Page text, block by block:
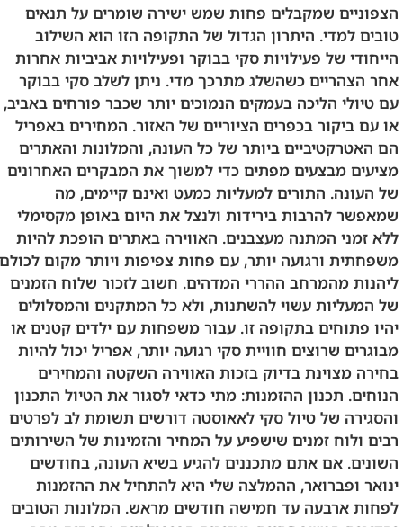
הצפוניים שמקבלים פחות שמש ישירה שומרים על תנאים
טובים למדי. היתרון הגדול של התקופה הזו הוא השילוב
הייחודי של פעילויות סקי בבוקר ופעילויות אביביות אחרות
אחר הצהריים כשהשלג מתרכך מדי. ניתן לשלב סקי בבוקר
עם טיולי הליכה בעמקים הנמוכים יותר שכבר פורחים באביב,
או עם ביקור בכפרים הציוריים של האזור. המחירים באפריל
הם האטרקטיביים ביותר של כל העונה, והמלונות והאתרים
מציעים מבצעים מפתים כדי למשוך את המבקרים האחרונים
של העונה. התורים למעליות כמעט ואינם קיימים, מה
שמאפשר להרבות בירידות ולנצל את היום באופן מקסימלי
ללא זמני המתנה מעצבנים. האווירה באתרים הופכת להיות
משפחתית ורגועה יותר, עם פחות צפיפות ויותר מקום לכולם
ליהנות מהמרחב ההררי המדהים. חשוב לזכור שלוח הזמנים
של המעליות עשוי להשתנות, ולא כל המתקנים והמסלולים
יהיו פתוחים בתקופה זו. עבור משפחות עם ילדים קטנים או
מבוגרים שרוצים חוויית סקי רגועה יותר, אפריל יכול להיות
בחירה מצוינת בדיוק בזכות האווירה השקטה והמחירים
הנוחים. תכנון ההזמנות: מתי כדאי לסגור את הטיול התכנון
והסגירה של טיול סקי לאאוסטה דורשים תשומת לב לפרטים
רבים ולוח זמנים שישפיע על המחיר והזמינות של השירותים
השונים. אם אתם מתכננים להגיע בשיא העונה, בחודשים
ינואר ופברואר, ההמלצה שלי היא להתחיל את ההזמנות
לפחות ארבעה עד חמישה חודשים מראש. המלונות הטובים